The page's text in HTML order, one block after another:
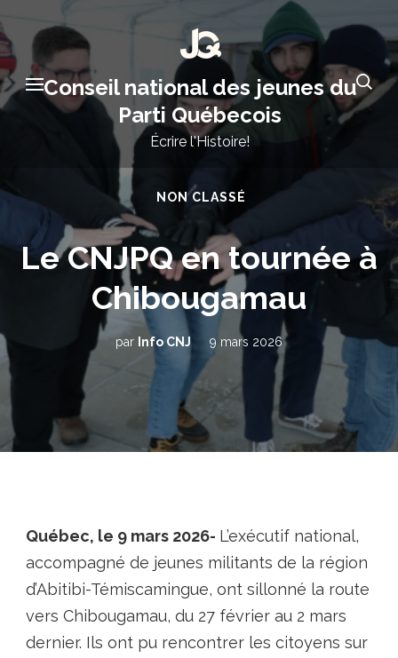
au
contenu
(PressezConseil national des jeunes du
Parti Québecois
Écrire l'Histoire!
NON CLASSÉ
Le CNJPQ en tournée à
Chibougamau
par Info CNJ 9 mars 2026
Québec, le 9 mars 2026- L’exécutif national,
accompagné de jeunes militants de la région
d’Abitibi-Témiscamingue, ont sillonné la route
vers Chibougamau, du 27 février au 2 mars
dernier. Ils ont pu rencontrer les citoyens sur